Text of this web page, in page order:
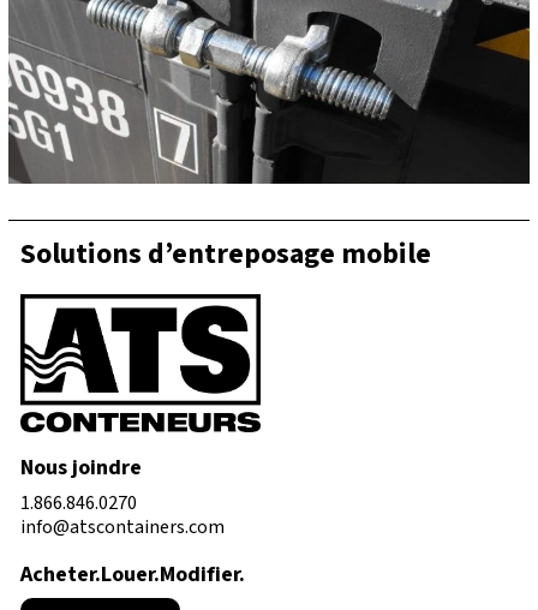
Solutions d’entreposage mobile
Nous joindre
1.866.846.0270
info@atscontainers.com
Acheter.Louer.Modifier.